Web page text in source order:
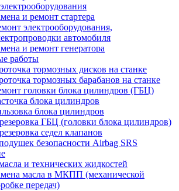
и ремонт стартера
электрооборудования,
автомобиля
и ремонт генератора
работы
тормозных дисков на станке
тормозных барабанов на станке
головки блока цилиндров (ГБЦ)
блока цилиндров
блока цилиндров
ГБЦ (головки блока цилиндров)
седел клапанов
безопасности Airbag SRS
и технических жидкостей
масла в МКПП (механической
передач)